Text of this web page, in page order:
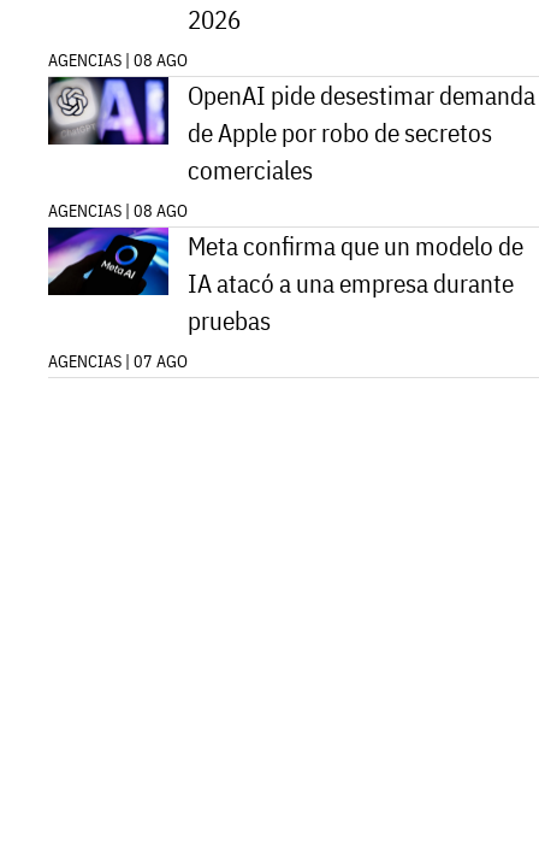
2026
AGENCIAS | 08 AGO
OpenAI pide desestimar demanda
de Apple por robo de secretos
comerciales
AGENCIAS | 08 AGO
Meta confirma que un modelo de
IA atacó a una empresa durante
pruebas
AGENCIAS | 07 AGO